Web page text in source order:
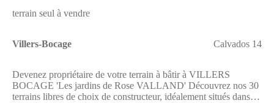
terrain seul à vendre
Villers-Bocage Calvados 14
Devenez propriétaire de votre terrain à bâtir à VILLERS
BOCAGE 'Les jardins de Rose VALLAND' Découvrez nos 30
terrains libres de choix de constructeur, idéalement situés dans